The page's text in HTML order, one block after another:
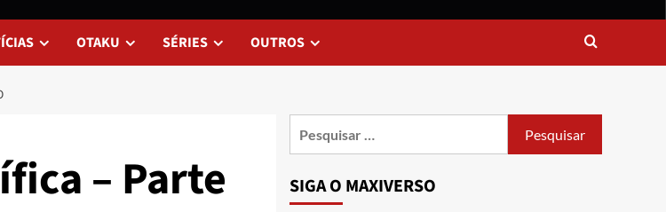
OTAKU SÉRIES OUTROS
– Parte SIGA O MAXIVERSO